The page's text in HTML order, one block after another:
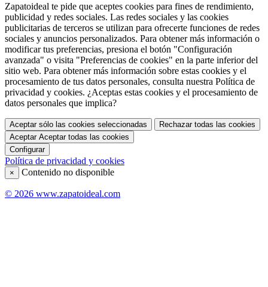
Zapatoideal te pide que aceptes cookies para fines de rendimiento,
publicidad y redes sociales. Las redes sociales y las cookies
publicitarias de terceros se utilizan para ofrecerte funciones de redes
sociales y anuncios personalizados. Para obtener más información o
modificar tus preferencias, presiona el botón "Configuración
avanzada" o visita "Preferencias de cookies" en la parte inferior del
sitio web. Para obtener más información sobre estas cookies y el
procesamiento de tus datos personales, consulta nuestra Política de
privacidad y cookies. ¿Aceptas estas cookies y el procesamiento de
datos personales que implica?
Aceptar sólo las cookies seleccionadas
Rechazar todas las cookies
Aceptar Aceptar todas las cookies
Configurar
Política de privacidad y cookies
× Contenido no disponible
© 2026 www.zapatoideal.com